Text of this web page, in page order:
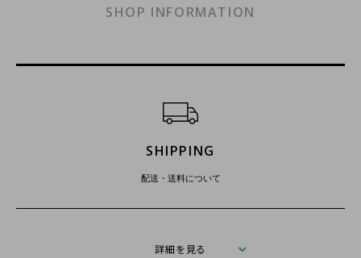
SHOP INFORMATION
SHIPPING
配送・送料について
詳細を見る